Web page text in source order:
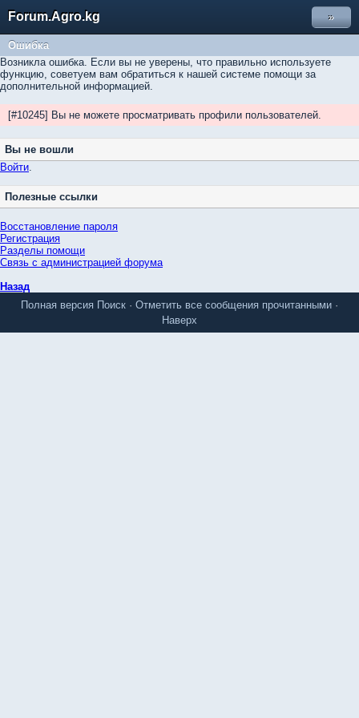
Forum.Agro.kg »
Ошибка
Возникла ошибка. Если вы не уверены, что правильно используете
функцию, советуем вам обратиться к нашей системе помощи за
дополнительной информацией.
[#10245] Вы не можете просматривать профили пользователей.
Вы не вошли
Войти.
Полезные ссылки
Восстановление пароля
Регистрация
Разделы помощи
Связь с администрацией форума
Назад
Полная версия Поиск · Отметить все сообщения прочитанными ·
Наверх